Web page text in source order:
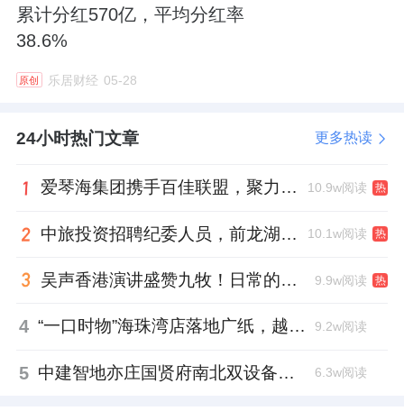
累计分红570亿，平均分红率
38.6%
原创 乐居财经 05-28
24小时热门文章 更多热读
爱琴海集团携手百佳联盟，聚力共拓存量商业新赛道 10.9w阅读 热
中旅投资招聘纪委人员，前龙湖副总裁胡若翔掌舵 10.1w阅读 热
吴声香港演讲盛赞九牧！日常的小锚点变成科技突破点！ 9.9w阅读 热
4 “一口时物”海珠湾店落地广纸，越秀地产以“新鲜现制”商业新场景打造社区高品质生活 9.2w阅读
5 中建智地亦庄国贤府南北双设备平台，得房率创区域新高 6.3w阅读